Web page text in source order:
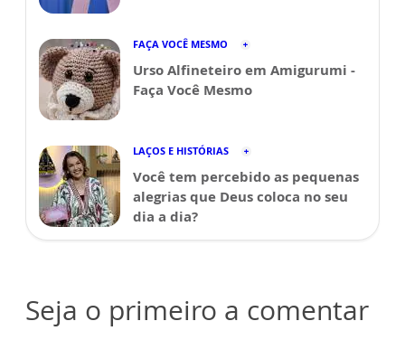
FAÇA VOCÊ MESMO
Urso Alfineteiro em Amigurumi -
Faça Você Mesmo
LAÇOS E HISTÓRIAS
Você tem percebido as pequenas
alegrias que Deus coloca no seu
dia a dia?
Seja o primeiro a comentar